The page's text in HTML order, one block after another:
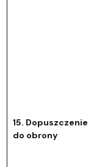
15. Dopuszczenie
do obrony